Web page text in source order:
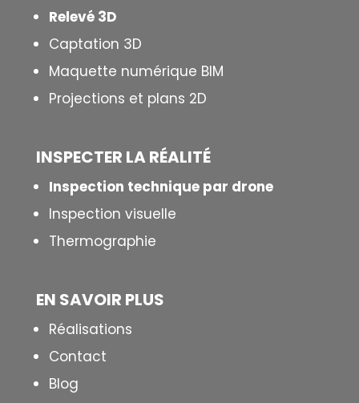
Relevé 3D
Captation 3D
Maquette numérique BIM
Projections et plans 2D
INSPECTER LA RÉALITÉ
Inspection technique par drone
Inspection visuelle
Thermographie
EN SAVOIR PLUS
Réalisations
Contact
Blog